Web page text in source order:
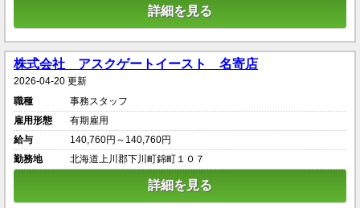
詳細を見る
株式会社 アスクゲートイースト 名寄店
2026-04-20 更新
職種
事務スタッフ
雇用形態
有期雇用
給与
140,760円～140,760円
勤務地
北海道上川郡下川町錦町１０７
詳細を見る